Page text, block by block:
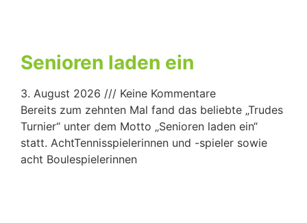
Senioren laden ein
3. August 2026
Keine Kommentare
Bereits zum zehnten Mal fand das beliebte „Trudes
Turnier“ unter dem Motto „Senioren laden ein“
statt. AchtTennisspielerinnen und -spieler sowie
acht Boulespielerinnen